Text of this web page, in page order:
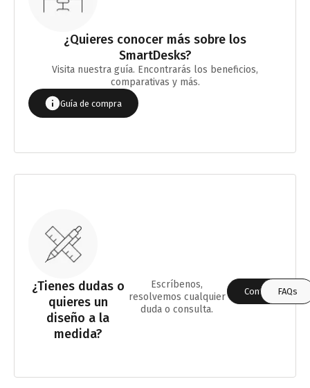
¿Quieres conocer más sobre los
SmartDesks?
Visita nuestra guía. Encontrarás los beneficios,
comparativas y más.
Guía de compra
¿Tienes dudas o
quieres un
diseño a la
medida?
Escríbenos,
resolvemos cualquier
duda o consulta.
Contáctanos
FAQs